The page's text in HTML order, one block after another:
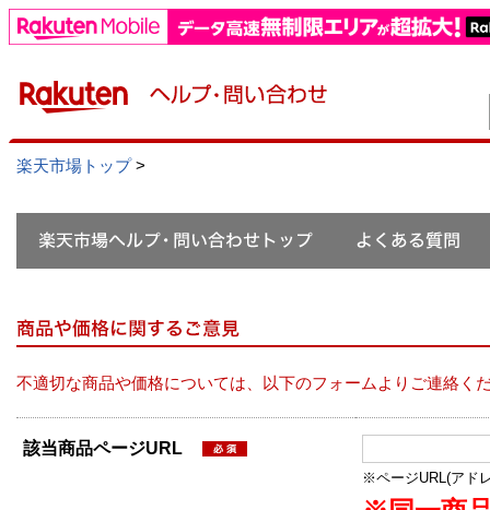
楽天市場トップ>
不適切な商品や価格については、以下のフォームよりご連絡く
該当商品ページURL
※ページURL(アド